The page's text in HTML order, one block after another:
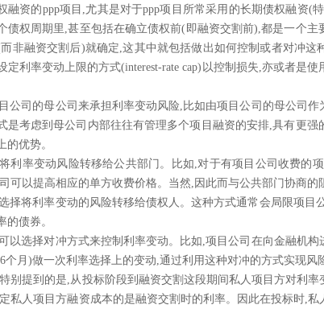
融资的ppp项目,尤其是对于ppp项目所常采用的长期债权融资(
债权周期里,甚至包括在确立债权前(即融资交割前),都是一个
非融资交割后)就确定,这其中就包括做出如何控制或者对冲
定利率变动上限的方式(interest-rate cap)以控制损失,亦或者是
公司的母公司来承担利率变动风险,比如由项目公司的母公司
是考虑到母公司内部往往有管理多个项目融资的安排,具有更
的优势。
利率变动风险转移给公共部门。比如,对于有项目公司收费的
可以提高相应的单方收费价格。当然,因此而与公共部门协商的
择将利率变动的风险转移给债权人 。这种方式通常会局限项目
的债券。
以选择对冲方式来控制利率变动。比如,项目公司在向金融机构
个月)做一次利率选择上的变动,通过利用这种对冲的方式实现风
别提到的是,从投标阶段到融资交割这段期间私人项目方对利率
私人项目方融资成本的是融资交割时的利率。因此在投标时,